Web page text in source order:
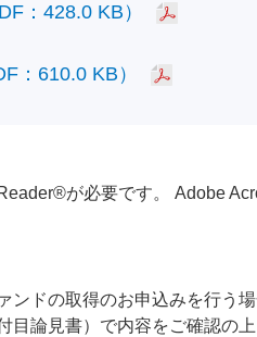
：428.0 KB）
：610.0 KB）
が必要です。 Adobe
ンドの取得のお申込みを行う
目論見書）で内容をご確認の